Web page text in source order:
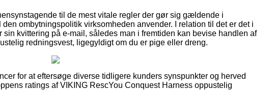
til de mest vitale regler der gør sig gældende i
ombytningspolitik virksomheden anvender. I relation til det er det i
sin kvittering på e-mail, således man i fremtiden kan bevise handlen af
redningsvest, ligegyldigt om du er pige eller dreng.
for at eftersøge diverse tidligere kunders synspunkter og herved
ratings af VIKING RescYou Conquest Harness oppustelig